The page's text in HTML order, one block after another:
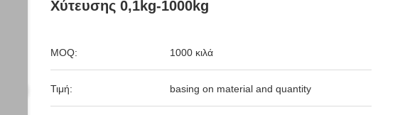
Χύτευσης 0,1kg-1000kg
MOQ: 1000 κιλά
Τιμή: basing on material and quantity